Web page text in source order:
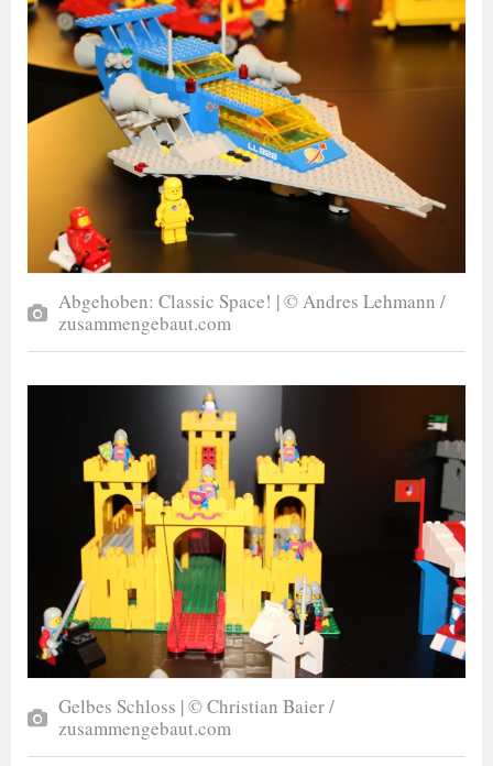
Abgehoben: Classic Space! | © Andres Lehmann /
zusammengebaut.com
Gelbes Schloss | © Christian Baier /
zusammengebaut.com